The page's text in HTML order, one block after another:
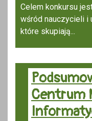
Celem konkursu
wśród nauczycieli i
które skupiają...
Centrum